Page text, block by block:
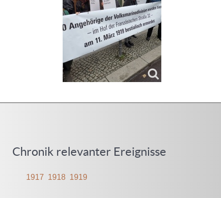
Chronik relevanter Ereignisse
1917 1918 1919